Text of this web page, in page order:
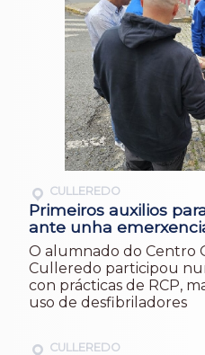
CULLEREDO
Primeiros auxilios
ante unha
O alumnado do Centro
Culleredo participou
con prácticas de RCP,
uso de desfibriladores
CULLEREDO